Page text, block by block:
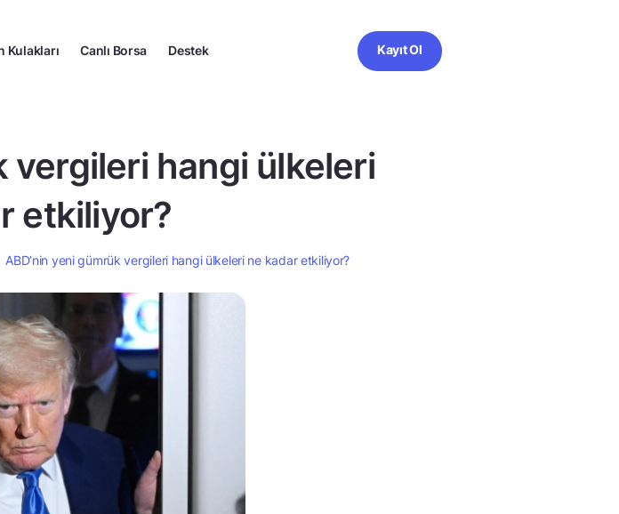
Kulakları Canlı Borsa Destek Kayıt Ol
vergileri hangi ülkeleri
etkiliyor?
ABD’nin yeni gümrük vergileri hangi ülkeleri ne kadar etkiliyor?